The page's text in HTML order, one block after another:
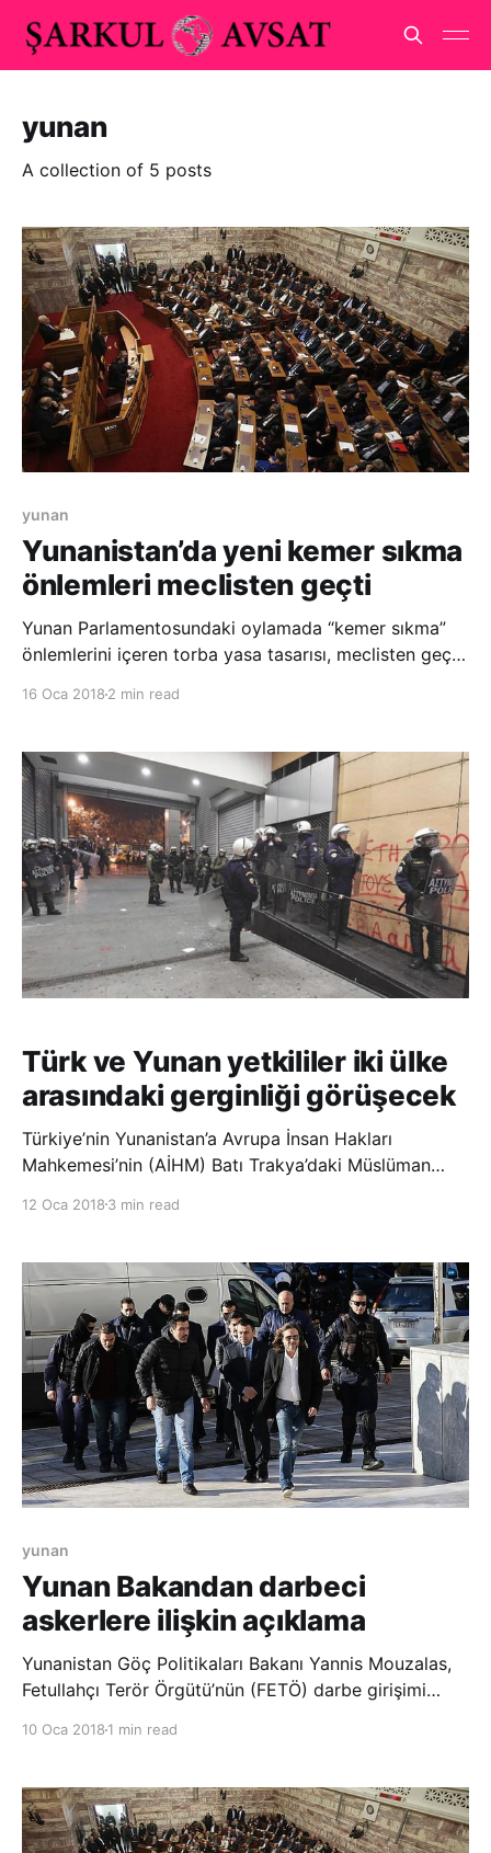
yunan
A collection of 5 posts
yunan
Yunanistan’da yeni kemer sıkma
önlemleri meclisten geçti
Yunan Parlamentosundaki oylamada “kemer sıkma”
önlemlerini içeren torba yasa tasarısı, meclisten geçti.
önlemleri onaylandı. Yunan
16 Oca 2018 2 min read
Türk ve Yunan yetkililer iki ülke
arasındaki gerginliği görüşecek
Türkiye’nin Yunanistan’a Avrupa İnsan Hakları
Mahkemesi’nin (AİHM) Batı Trakya’daki Müslüman
yapmasının ardından Türk ve Yunan diplomatik
Görüşmede iki ülke arasındaki ilişkiler ve bu ilişkil
12 Oca 2018 3 min read
yunan
Yunan Bakandan darbeci
askerlere ilişkin açıklama
Yunanistan Göç Politikaları Bakanı Yannis Mouzalas,
Fetullahçı Terör Örgütü’nün (FETÖ) darbe girişimi
katıldığı Yunan Skai televizyon
10 Oca 2018 1 min read